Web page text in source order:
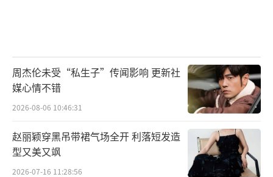
周杰伦未受“私生子”传闻影响 更新社
媒心情不错
2026-08-06 10:46:31
赵丽颖穿黑吊带裙气场全开 利落短发造
型又美又飒
2026-07-16 11:28:56